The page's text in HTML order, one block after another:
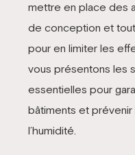
mettre en place des
de conception et
pour en limiter les
vous présentons les
essentielles pour
bâtiments et
l’humidité.